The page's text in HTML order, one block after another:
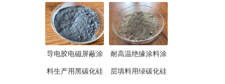
导电胶电磁屏蔽涂
料生产用黑碳化硅
耐高温绝缘涂料涂
层填料用绿碳化硅